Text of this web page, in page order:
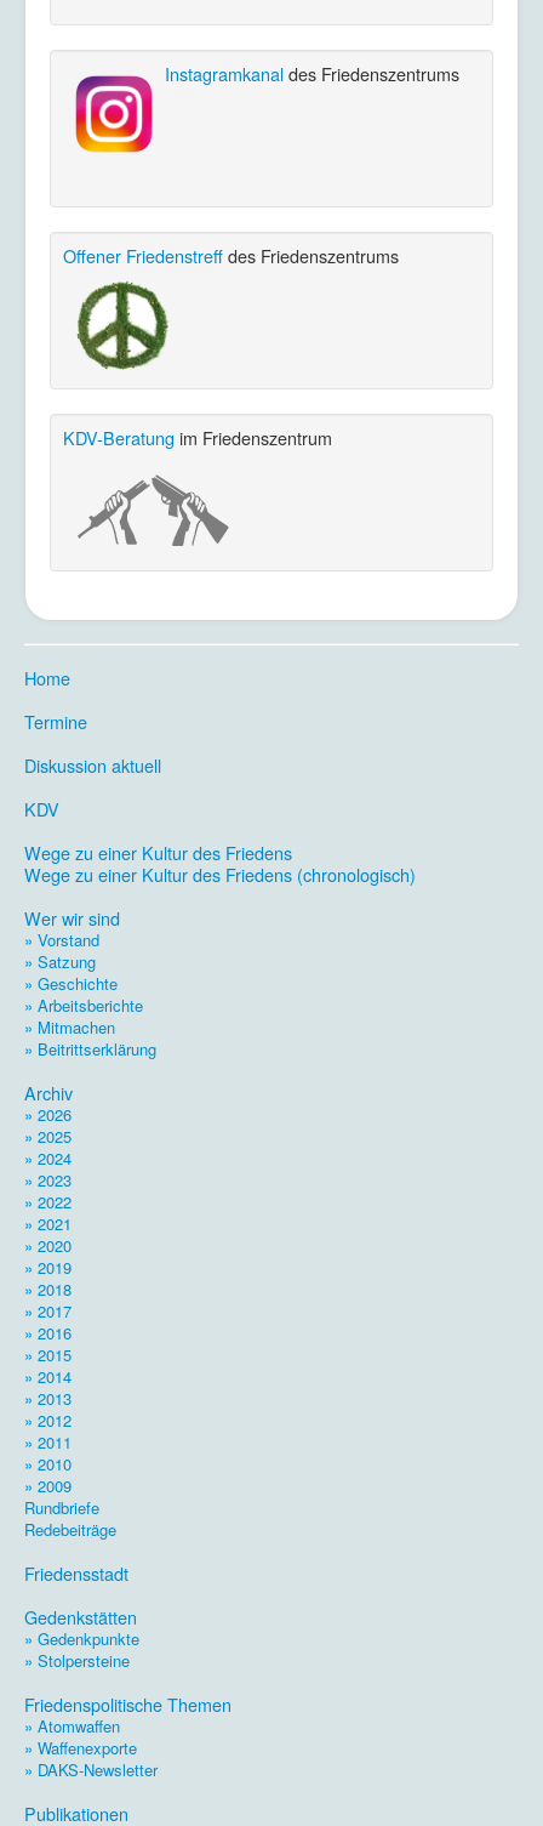
Instagramkanaldes Friedenszentrums
Offener Friedenstreffdes Friedenszentrums
KDV-Beratung im Friedenszentrum
Home
Termine
Diskussion aktuell
KDV
Wege zu einer Kultur des Friedens
Wege zu einer Kultur des Friedens (chronologisch)
Wer wir sind
» Vorstand
» Satzung
» Geschichte
» Arbeitsberichte
» Mitmachen
» Beitrittserklärung
Archiv
» 2026
» 2025
» 2024
» 2023
» 2022
» 2021
» 2020
» 2019
» 2018
» 2017
» 2016
» 2015
» 2014
» 2013
» 2012
» 2011
» 2010
» 2009
Rundbriefe
Redebeiträge
Friedensstadt
Gedenkstätten
» Gedenkpunkte
» Stolpersteine
Friedenspolitische Themen
» Atomwaffen
» Waffenexporte
» DAKS-Newsletter
Publikationen